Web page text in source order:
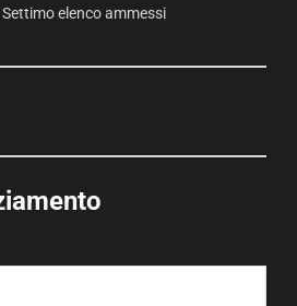
Settimo elenco ammessi